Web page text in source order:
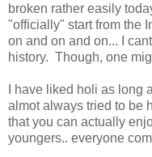
broken rather easily
"officially" start from the
on and on and on... I
history. Though, one
I have liked holi as long
almot always tried to be
that you can actually
youngers.. everyone